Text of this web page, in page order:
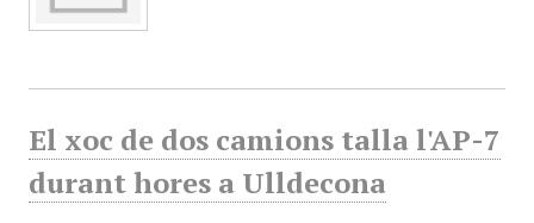
El xoc de dos camions talla l'AP-7
durant hores a Ulldecona